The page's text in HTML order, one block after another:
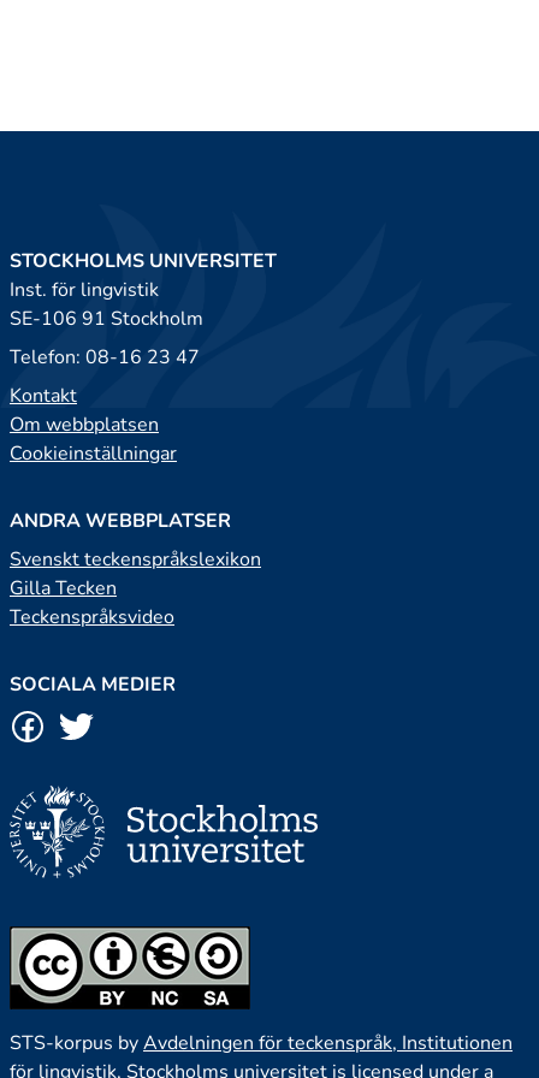
STOCKHOLMS UNIVERSITET
Inst. för lingvistik
SE-106 91 Stockholm
Telefon: 08-16 23 47
Kontakt
Om webbplatsen
Cookieinställningar
ANDRA WEBBPLATSER
Svenskt teckenspråkslexikon
Gilla Tecken
Teckenspråksvideo
SOCIALA MEDIER
STS-korpus byAvdelningen för teckenspråk, Institutionen
för lingvistik, Stockholms universitet is licensed under a